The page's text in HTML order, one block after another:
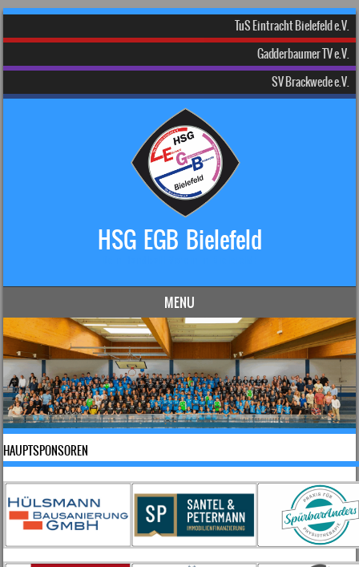
TuS Eintracht Bielefeld e.V.
Gadderbaumer TV e.V.
SV Brackwede e.V.
HSG EGB Bielefeld
MENU
Skip to content
HAUPTSPONSOREN